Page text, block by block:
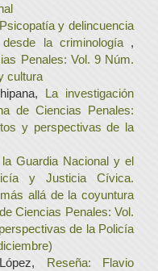
Psicopatía y delincuencia
la criminología ,
Penales: Vol. 9 Núm.
cultura
La investigación
de Ciencias Penales:
y perspectivas de la
Guardia Nacional y el
y Justicia Cívica.
allá de la coyuntura
Ciencias Penales: Vol.
de la Policía
Reseña: Flavio